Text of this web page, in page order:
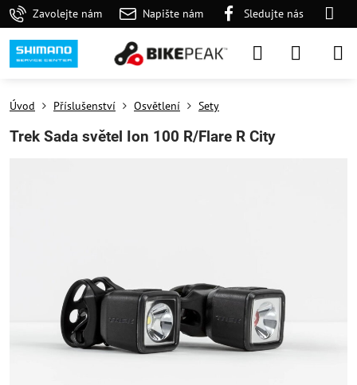
Zavolejte nám Napište nám Sledujte nás
Úvod Příslušenství Osvětlení Sety
Trek Sada světel Ion 100 R/Flare R City